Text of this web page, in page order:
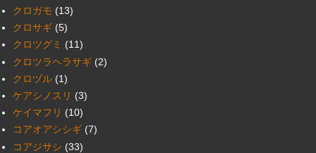
クロガモ (13)
クロサギ (5)
クロツグミ (11)
クロツラヘラサギ (2)
クロヅル (1)
ケアシノスリ (3)
ケイマフリ (10)
コアオアシシギ (7)
コアジサシ (33)